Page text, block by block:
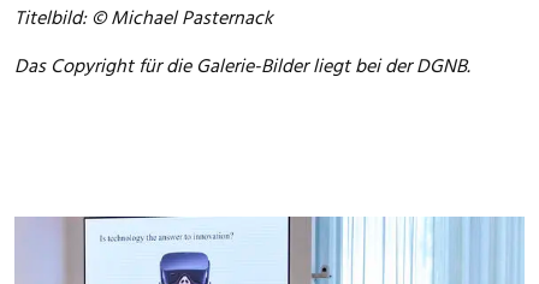
Titelbild: © Michael Pasternack
Das Copyright für die Galerie-Bilder liegt bei der DGNB.